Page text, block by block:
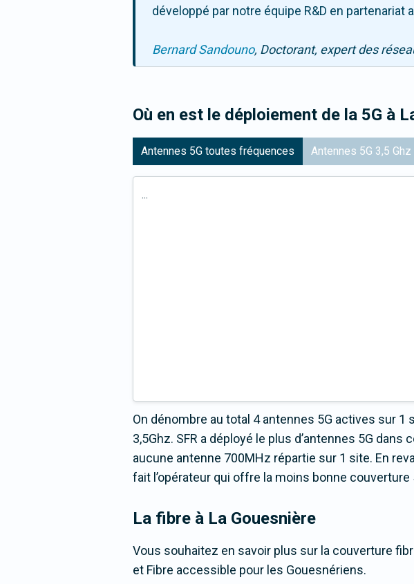
développé par notre équipe R&D en partenariat
Bernard Sandouno, Doctorant, expert des
Où en est le déploiement de la 5G à
Antennes 5G toutes fréquences Antennes 5G 3,5 Ghz
...
On dénombre au total 4 antennes 5G actives sur
3,5Ghz. SFR a déployé le plus d’antennes 5G
aucune antenne 700MHz répartie sur 1 site. En
fait l’opérateur qui offre la moins bonne couverture
La fibre à La Gouesnière
Vous souhaitez en savoir plus sur la couverture
et Fibre accessible pour les Gouesnériens.